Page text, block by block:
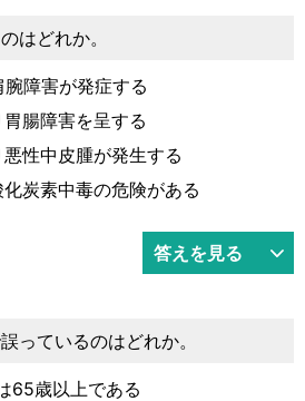
はどれか。
障害が発症する
腸障害を呈する
性中皮腫が発生する
炭素中毒の危険がある
答えを見る
っているのはどれか。
65歳以上である